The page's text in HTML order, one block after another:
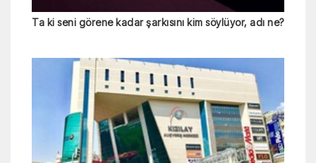
Ta ki seni görene kadar şarkısını kim söylüyor, adı ne?